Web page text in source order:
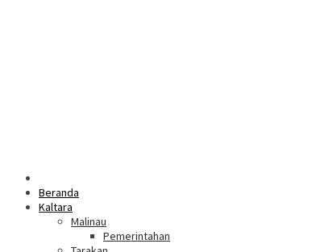
Beranda
Kaltara
Malinau
Pemerintahan